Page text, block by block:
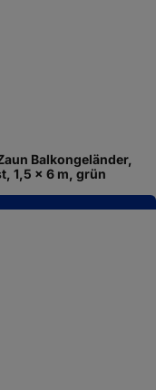
Balkongeländer,
1,5 x 6 m, grün